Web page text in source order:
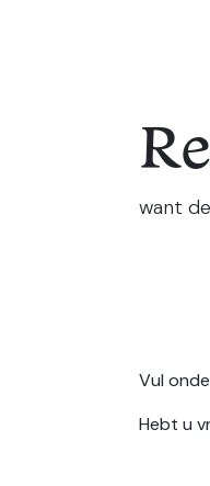
want
Vul
Hebt u